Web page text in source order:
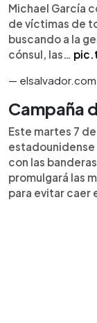
Michael García
de víctimas de
buscando a la
cónsul, las…
—
Campaña
Este martes 7
estadounidense
con las
promulgará las
para evitar caer